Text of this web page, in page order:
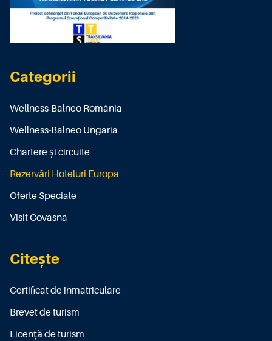
Categorii
Wellness-Balneo România
Wellness-Balneo Ungaria
Chartere și circuite
Rezervări Hoteluri Europa
Oferte Speciale
Visit Covasna
Citește
Certificat de înmatriculare
Brevet de turism
Licenţă de turism